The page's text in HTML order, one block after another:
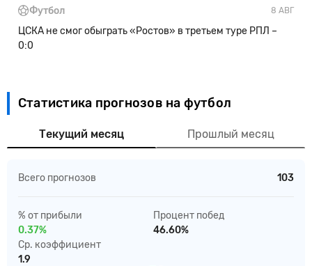
8 АВГ
Футбол
ЦСКА не смог обыграть «Ростов» в третьем туре РПЛ –
0:0
Статистика прогнозов на футбол
Текущий месяц Прошлый месяц
Всего прогнозов 103
% от прибыли
0.37%
Процент побед
46.60%
Ср. коэффициент
1.9